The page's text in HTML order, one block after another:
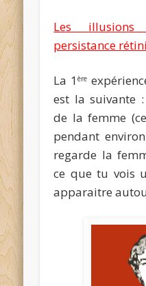
Les
persistance
La 1ère
est la suivante
de la femme
pendant
regarde la
ce que tu vois
apparaitre